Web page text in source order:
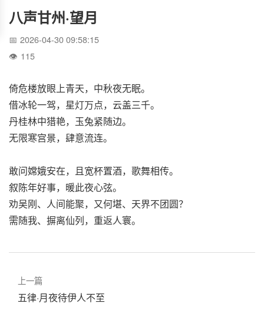
八声甘州·望月
2026-04-30 09:58:15
115
倚危楼放眼上青天，中秋夜无眠。
借冰轮一驾，星灯万点，云盖三千。
丹桂林中猎艳，玉兔紧随边。
无限寒宫景，肆意流连。
敢问嫦娥安在，且宽杯置酒，歌舞相传。
叙陈年好事，暖此夜心弦。
劝吴刚、人间能聚，又何堪、天界不团圆？
需随我、摒离仙列，重返人寰。
上一篇
五律·月夜待伊人不至